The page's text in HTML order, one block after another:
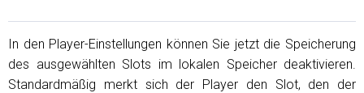
In den Player-Einstellungen können Sie jetzt die Speicherung
des ausgewählten Slots im lokalen Speicher deaktivieren.
Standardmäßig merkt sich der Player den Slot, den der